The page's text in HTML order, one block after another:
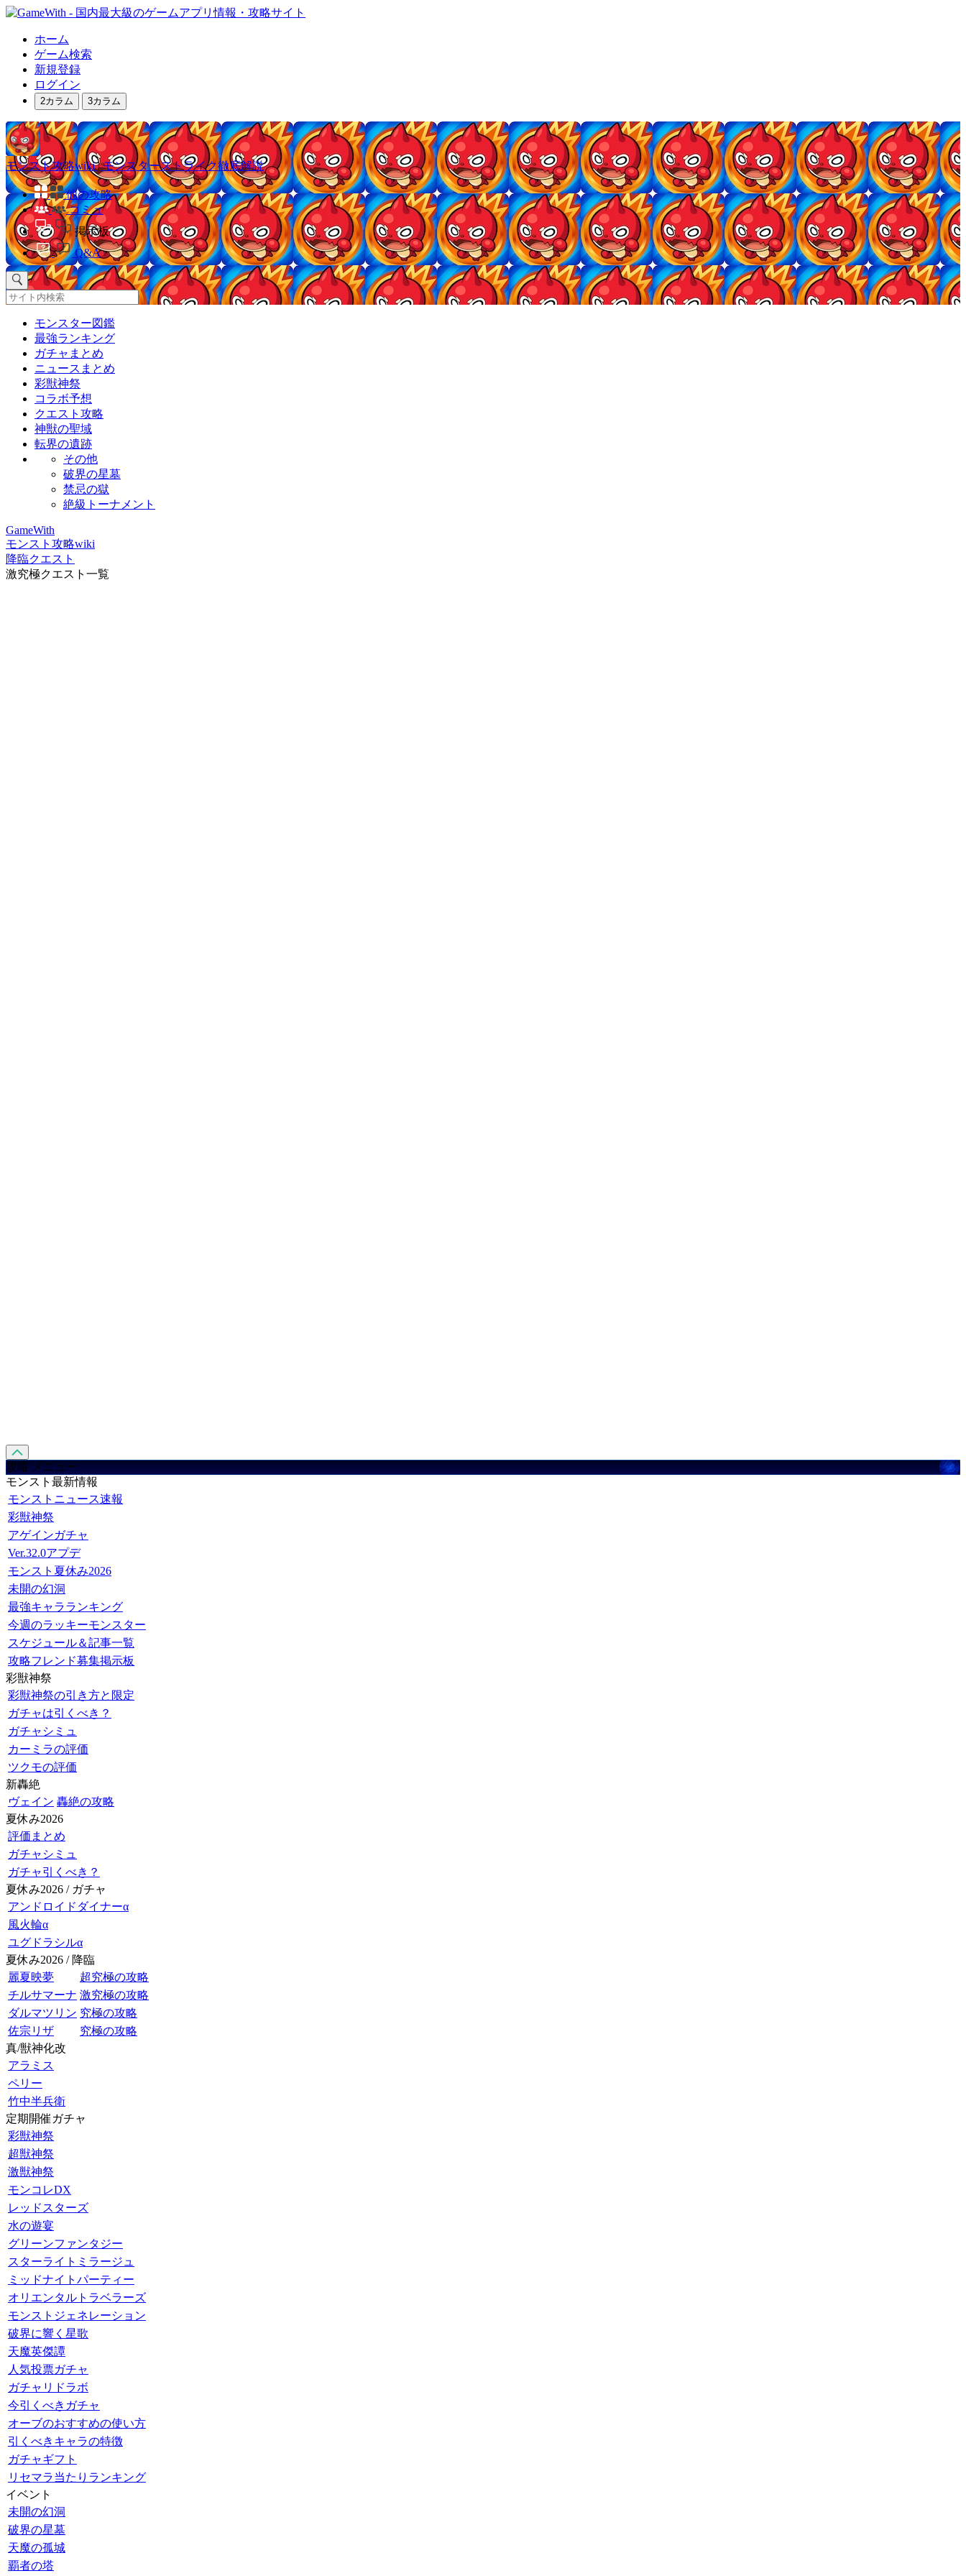
ホーム
ゲーム検索
新規登録
ログイン
2カラム 3カラム
モンスト攻略wiki | モンスターストライク徹底解説
他の攻略
コミュ
掲示板
Q&A
モンスター図鑑
最強ランキング
ガチャまとめ
ニュースまとめ
彩獣神祭
コラボ予想
クエスト攻略
神獣の聖域
転界の遺跡
その他
破界の星墓
禁忌の獄
絶級トーナメント
GameWith
モンスト攻略wiki
降臨クエスト
激究極クエスト一覧
攻略 メニュー
モンスト最新情報
モンストニュース速報
彩獣神祭
アゲインガチャ
Ver.32.0アプデ
モンスト夏休み2026
未開の幻洞
最強キャラランキング
今週のラッキーモンスター
スケジュール＆記事一覧
攻略フレンド募集掲示板
彩獣神祭
彩獣神祭の引き方と限定
ガチャは引くべき？
ガチャシミュ
カーミラの評価
ツクモの評価
新轟絶
ヴェイン 轟絶の攻略
夏休み2026
評価まとめ
ガチャシミュ
ガチャ引くべき？
夏休み2026 / ガチャ
アンドロイドダイナーα
風火輪α
ユグドラシルα
夏休み2026 / 降臨
麗夏映夢
超究極の攻略
チルサマーナ 激究極の攻略
ダルマツリン 究極の攻略
佐宗リザ
究極の攻略
真/獣神化改
アラミス
ペリー
竹中半兵衛
定期開催ガチャ
彩獣神祭
超獣神祭
激獣神祭
モンコレDX
レッドスターズ
水の遊宴
グリーンファンタジー
スターライトミラージュ
ミッドナイトパーティー
オリエンタルトラベラーズ
モンストジェネレーション
破界に響く星歌
天魔英傑譚
人気投票ガチャ
ガチャリドラボ
今引くべきガチャ
オーブのおすすめの使い方
引くべきキャラの特徴
ガチャギフト
リセマラ当たりランキング
イベント
未開の幻洞
破界の星墓
天魔の孤城
覇者の塔